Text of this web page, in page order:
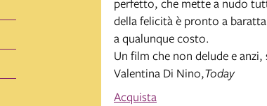
perfetto, che mette a nudo
della felicità è pronto a
a qualunque costo.
Un film che non delude e
Valentina Di Nino,Today
Acquista